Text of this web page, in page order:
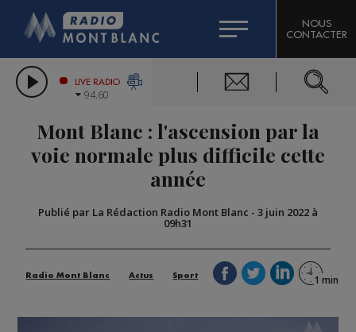
LES CHRONIQUES DE L'EXPERT
CITIZEN MACHINERY
GRAND MASSIF DOMAINES SKIABLES
BIGARD
COMPAGNIE DU MONT-BLANC
NOUS
CONTACTER
LIVE RADIO
94.60
Mont Blanc : l'ascension par la
voie normale plus difficile cette
année
Publié par La Rédaction Radio Mont Blanc - 3 juin 2022 à
09h31
Radio Mont Blanc Actus Sport